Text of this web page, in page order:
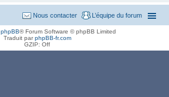
L’équipe du forum
Nous contacter
phpBB® Forum Software © phpBB Limited
Traduit parphpBB-fr.com
GZIP: Off